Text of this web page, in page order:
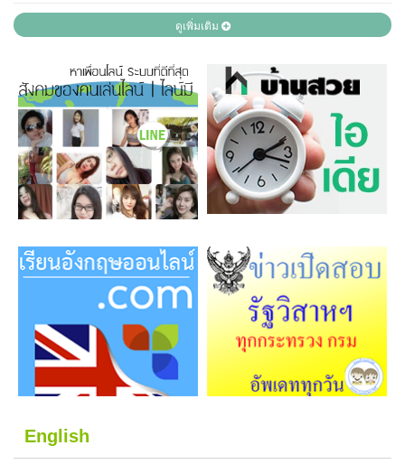
ดูเพิ่มเติม
English